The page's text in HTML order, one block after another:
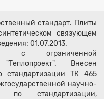
стандарт. Плиты
связующем
01.07.2013.
с ограниченной
Внесен
стандартизации ТК 465
научно-
по стандартизации,